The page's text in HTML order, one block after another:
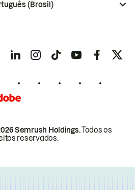
Semrush Holdings.Todos os
reservados.
(Brasil)